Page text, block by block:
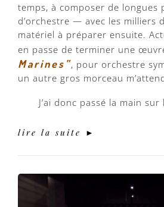
temps, à composer de longues
d’orchestre — avec les milliers
matériel à préparer ensuite.
en passe de terminer une
Marines”, pour orchestre
un autre gros morceau
J’ai donc passé la main sur
lire la suite ►